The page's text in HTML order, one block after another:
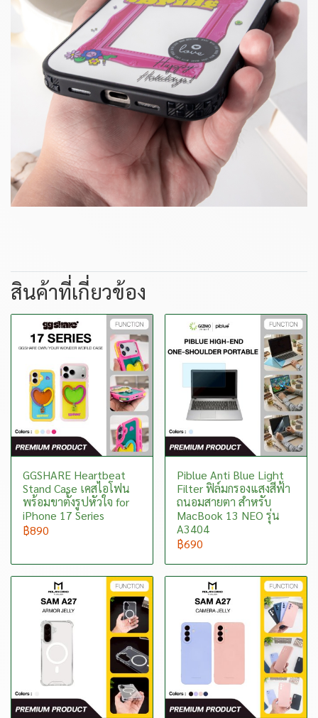
สินค้าที่เกี่ยวข้อง
GGSHARE Heartbeat
Stand Case เคสไอโฟน
พร้อมขาตั้งรูปหัวใจ for
iPhone 17 Series
฿890
Piblue Anti Blue Light
Filter ฟิล์มกรองแสงสีฟ้า
ถนอมสายตา สำหรับ
MacBook 13 NEO รุ่น
A3404
฿690